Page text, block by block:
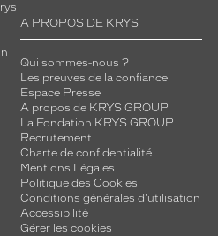
A PROPOS DE KRYS
Qui sommes-nous ?
Les preuves de la confiance
Espace Presse
A propos de KRYS GROUP
La Fondation KRYS GROUP
Recrutement
Charte de confidentialité
Mentions Légales
Politique des Cookies
Conditions générales d'utilisation
Accessibilité
Gérer les cookies